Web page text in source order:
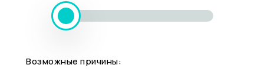
Возможные причины: